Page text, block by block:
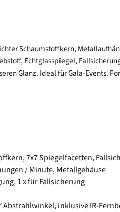
Schaumstoffkern,
Echtglasspiegel,
Glanz. Ideal für Gala-Events.
7x7 Spiegelfacetten,
/ Minute, Metallgehäuse
1 x für Fallsicherung
Abstrahlwinkel, inklusive IR-